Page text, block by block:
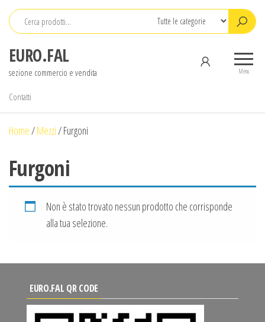
Salta
contenuto
EURO.FAL
sezione commercio e vendita Menu
Contatti
Home/Mezzi/Furgoni
Furgoni
Non è stato trovato nessun prodotto che corrisponde
alla tua selezione.
EURO.FAL QR CODE